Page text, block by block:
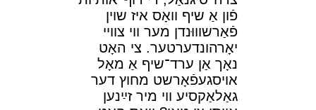
פֿון אַ שיף װאָס איז שױן
פֿאַרשװוּנדן מער װי צװײ
יאָרהונדערטער. צי האָט
נאָך אַן ערד־שיף אַ מאָל
אױסגעפֿאָרשט מחוץ דער
גאַלאַקסיע װי מיר זײַנען